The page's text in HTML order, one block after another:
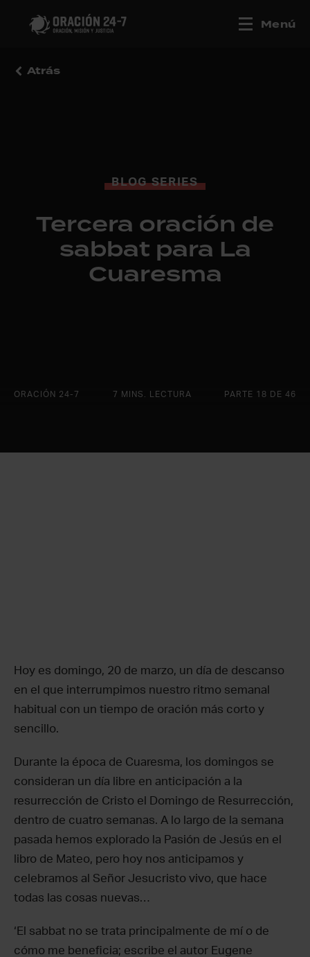
Menú
Atrás
BLOG SERIES
Tercera oración de
sabbat para La
Cuaresma
ORACIÓN 24-7 7 MINS. LECTURA PARTE 18 DE 46
Hoy es domingo, 20 de marzo, un día de descanso
en el que interrumpimos nuestro ritmo semanal
habitual con un tiempo de oración más corto y
sencillo.
Durante la época de Cuaresma, los domingos se
consideran un día libre en anticipación a la
resurrección de Cristo el Domingo de Resurrección,
dentro de cuatro semanas. A lo largo de la semana
pasada hemos explorado la Pasión de Jesús en el
libro de Mateo, pero hoy nos anticipamos y
celebramos al Señor Jesucristo vivo, que hace
todas las cosas nuevas…
‘El sabbat no se trata principalmente de mí o de
cómo me beneficia; escribe el autor Eugene